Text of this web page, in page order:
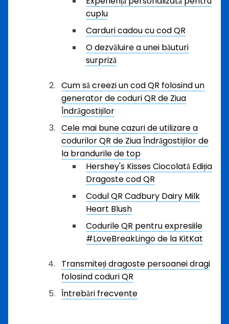
cuplu
Carduri cadou cu cod QR
O dezvăluire a unei băuturi
surpriză
Cum să creezi un cod QR folosind un
generator de coduri QR de Ziua
Îndrăgostiților
Cele mai bune cazuri de utilizare a
codurilor QR de Ziua Îndrăgostiților de
la brandurile de top
Hershey's Kisses Ciocolată Ediția
Dragoste cod QR
Codul QR Cadbury Dairy Milk
Heart Blush
Codurile QR pentru expresiile
#LoveBreakLingo de la KitKat
Transmiteți dragoste persoanei dragi
folosind coduri QR
Întrebări frecvente